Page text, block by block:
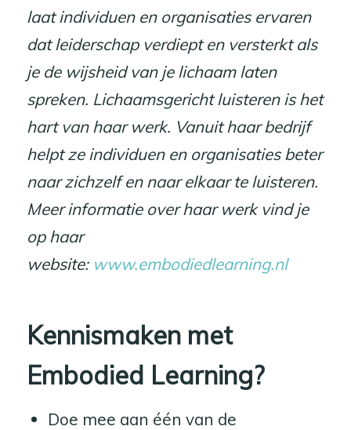
laat individuen en organisaties ervaren
dat leiderschap verdiept en versterkt als
je de wijsheid van je lichaam laten
spreken. Lichaamsgericht luisteren is het
hart van haar werk. Vanuit haar bedrijf
helpt ze individuen en organisaties beter
naar zichzelf en naar elkaar te luisteren.
Meer informatie over haar werk vind je
op haar
website: www.embodiedlearning.nl
Kennismaken met
Embodied Learning?
Doe mee aan één van de